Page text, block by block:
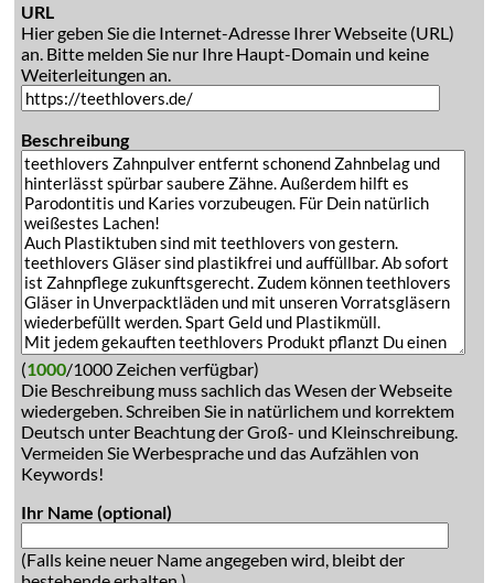
URL
Hier geben Sie die Internet-Adresse Ihrer Webseite (URL)
an. Bitte melden Sie nur Ihre Haupt-Domain und keine
Weiterleitungen an.
Beschreibung
(1000/1000 Zeichen verfügbar)
Die Beschreibung muss sachlich das Wesen der Webseite
wiedergeben. Schreiben Sie in natürlichem und korrektem
Deutsch unter Beachtung der Groß- und Kleinschreibung.
Vermeiden Sie Werbesprache und das Aufzählen von
Keywords!
Ihr Name (optional)
(Falls keine neuer Name angegeben wird, bleibt der